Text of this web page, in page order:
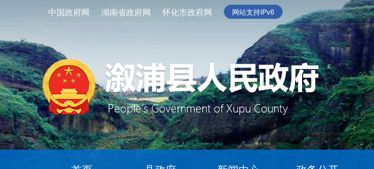
中国政府网 湖南省政府网 怀化市政府网 网站支持IPv6